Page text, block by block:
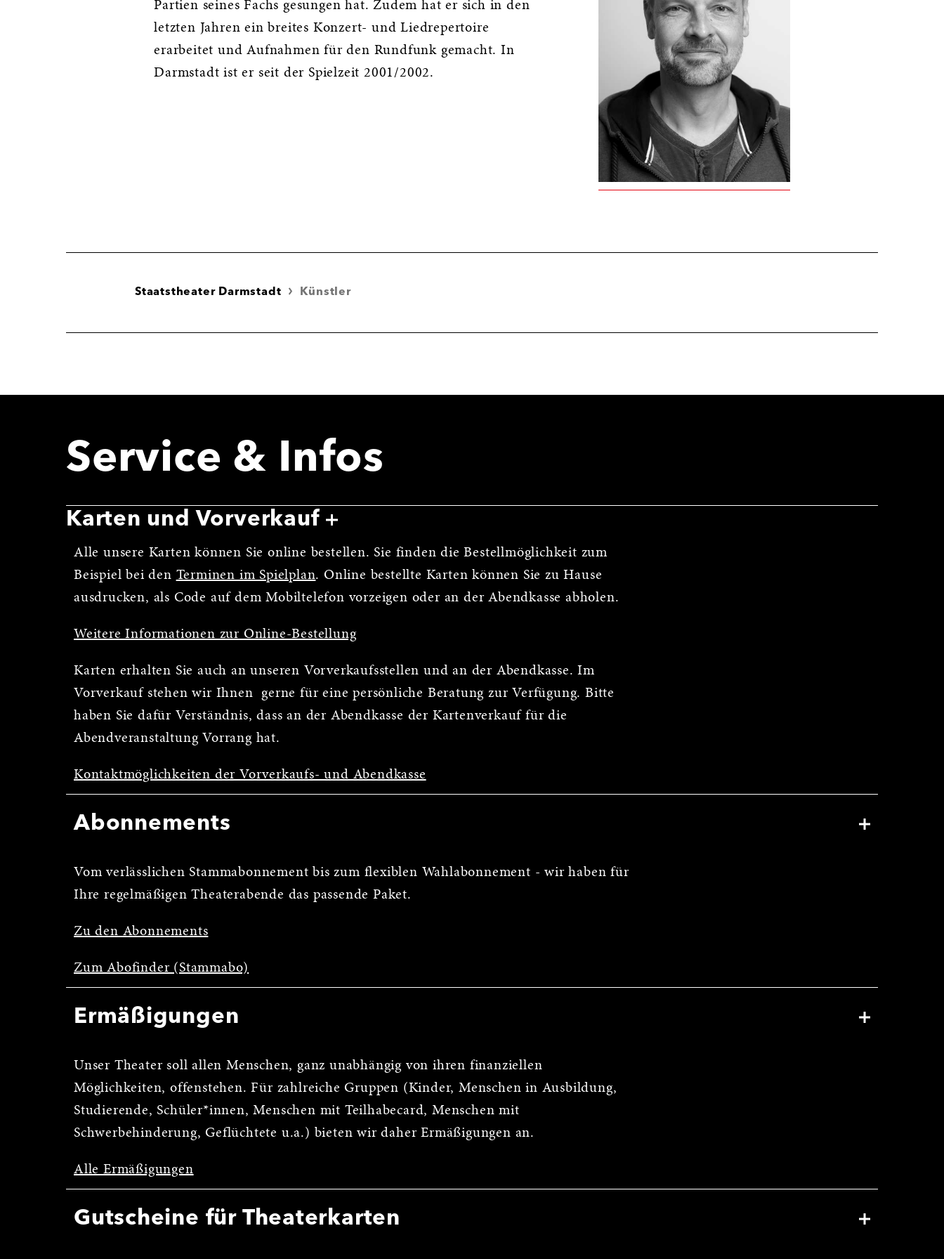
Partien seines Fachs gesungen hat. Zudem hat er sich in den
letzten Jahren ein breites Konzert- und Liedrepertoire
erarbeitet und Aufnahmen für den Rundfunk gemacht. In
Darmstadt ist er seit der Spielzeit 2001/2002.
Staatstheater Darmstadt Künstler
Service & Infos
Karten und Vorverkauf
Alle unsere Karten können Sie online bestellen. Sie finden die Bestellmöglichkeit zum
Beispiel bei den Terminen im Spielplan. Online bestellte Karten können Sie zu Hause
ausdrucken, als Code auf dem Mobiltelefon vorzeigen oder an der Abendkasse abholen.
Weitere Informationen zur Online-Bestellung
Karten erhalten Sie auch an unseren Vorverkaufsstellen und an der Abendkasse. Im
Vorverkauf stehen wir Ihnen gerne für eine persönliche Beratung zur Verfügung. Bitte
haben Sie dafür Verständnis, dass an der Abendkasse der Kartenverkauf für die
Abendveranstaltung Vorrang hat.
Kontaktmöglichkeiten der Vorverkaufs- und Abendkasse
Abonnements
Vom verlässlichen Stammabonnement bis zum flexiblen Wahlabonnement - wir haben für
Ihre regelmäßigen Theaterabende das passende Paket.
Zu den Abonnements
Zum Abofinder (Stammabo)
Ermäßigungen
Unser Theater soll allen Menschen, ganz unabhängig von ihren finanziellen
Möglichkeiten, offenstehen. Für zahlreiche Gruppen (Kinder, Menschen in Ausbildung,
Studierende, Schüler*innen, Menschen mit Teilhabecard, Menschen mit
Schwerbehinderung, Geflüchtete u.a.) bieten wir daher Ermäßigungen an.
Alle Ermäßigungen
Gutscheine für Theaterkarten